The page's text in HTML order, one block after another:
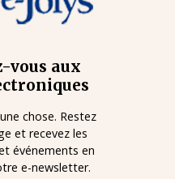
vous aux
chose. Restez
et recevez les
événements en
e-newsletter.